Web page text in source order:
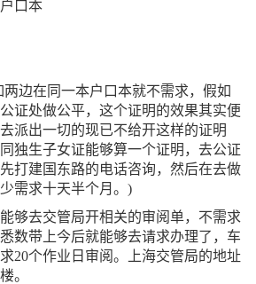
口本
边在同一本户口本就不需求，假如
证处做公平，这个证明的效果其实便
派出一切的现已不给开这样的证明
独生子女证能够算一个证明，去公证
打建国东路的电话咨询，然后在去做
需求十天半个月。)
够去交管局开相关的审阅单，不需求
数带上今后就能够去请求办理了，车
20个作业日审阅。上海交管局的地址
。